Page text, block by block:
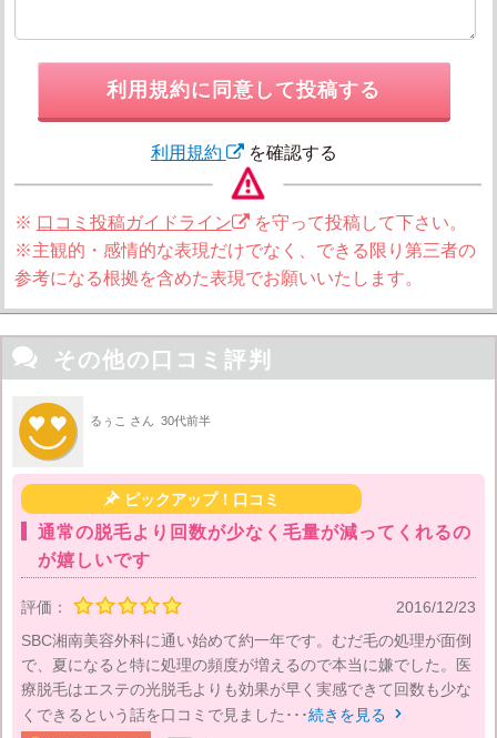
利用規約に同意して投稿する
利用規約 を確認する
※ 口コミ投稿ガイドライン
を守って投稿して下さい。
※主観的・感情的な表現だけでなく、できる限り第三者の
参考になる根拠を含めた表現でお願いいたします。
 その他の口コミ評判
るぅこ さん 30代前半
ピックアップ！口コミ
通常の脱毛より回数が少なく毛量が減ってくれるの
が嬉しいです
評価：
2016/12/23
SBC湘南美容外科に通い始めて約一年です。むだ毛の処理が面倒
で、夏になると特に処理の頻度が増えるので本当に嫌でした。医
療脱毛はエステの光脱毛よりも効果が早く実感できて回数も少な
くできるという話を口コミで見ました･･･続きを見る 